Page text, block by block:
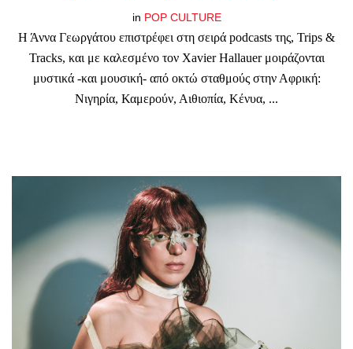
in POP CULTURE
Η Άννα Γεωργάτου επιστρέφει στη σειρά podcasts της, Trips &
Tracks, και με καλεσμένο τον Xavier Hallauer μοιράζονται
μυστικά -και μουσική- από οκτώ σταθμούς στην Αφρική:
Νιγηρία, Καμερούν, Αιθιοπία, Κένυα, ...